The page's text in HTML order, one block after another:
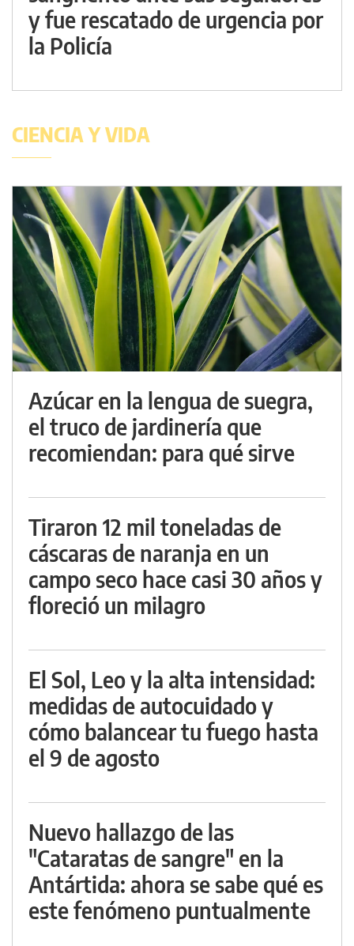
y fue rescatado de urgencia por
la Policía
CIENCIA Y VIDA
Azúcar en la lengua de suegra,
el truco de jardinería que
recomiendan: para qué sirve
Tiraron 12 mil toneladas de
cáscaras de naranja en un
campo seco hace casi 30 años y
floreció un milagro
El Sol, Leo y la alta intensidad:
medidas de autocuidado y
cómo balancear tu fuego hasta
el 9 de agosto
Nuevo hallazgo de las
"Cataratas de sangre" en la
Antártida: ahora se sabe qué es
este fenómeno puntualmente